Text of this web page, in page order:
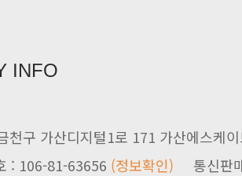
INFO
천구 가산디지털1로 171 가산에스케
: 106-81-63656 (정보확인)